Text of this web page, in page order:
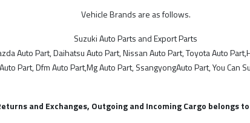
Vehicle Brands are as follows.
Suzuki Auto Parts and Export Parts
Auto Part, Daihatsu Auto Part, Nissan Auto Part, Toyota Auto
Part, Dfm Auto Part,Mg Auto Part, SsangyongAuto Part, You Can
and Exchanges, Outgoing and Incoming Cargo belongs